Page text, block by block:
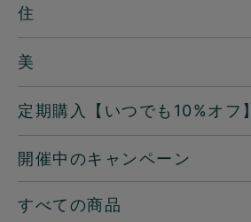
住
美
定期購入【いつでも10%オフ】
開催中のキャンペーン
すべての商品